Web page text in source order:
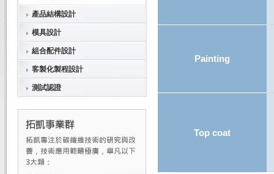
產品結構設計
模具設計
組合配件設計
客製化製程設計
測試認證
Painting
Top coat